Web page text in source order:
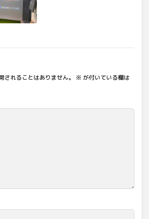
されることはありません。 ※ が付いている欄は